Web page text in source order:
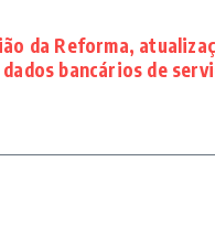
da Reforma,
dados bancários de